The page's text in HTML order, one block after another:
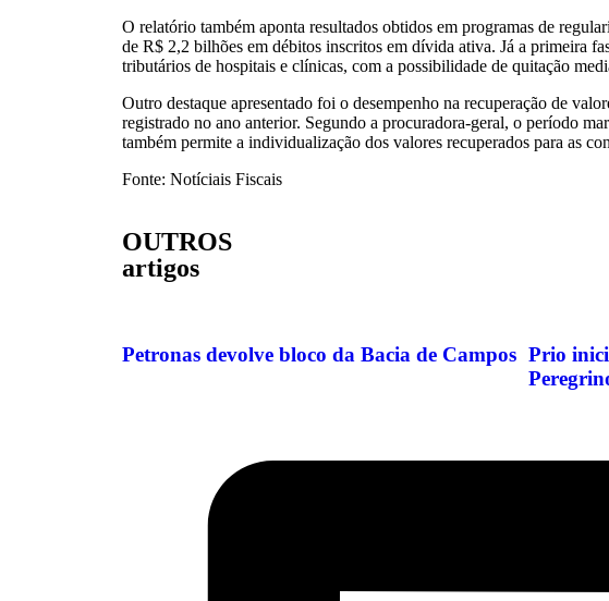
O relatório também aponta resultados obtidos em programas de
de R$ 2,2 bilhões em débitos inscritos em dívida ativa. Já a primeira
tributários de hospitais e clínicas, com a possibilidade de quitação
Outro destaque apresentado foi o desempenho na recuperação de
registrado no ano anterior. Segundo a procuradora-geral, o período
também permite a individualização dos valores recuperados para as
Fonte: Notíciais Fiscais
OUTROS
artigos
Petronas devolve bloco da Bacia de Campos Prio